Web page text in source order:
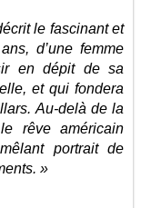
le fascinant et
d’une femme
en dépit de sa
et qui fondera
Au-delà de la
rêve américain
portrait de
»